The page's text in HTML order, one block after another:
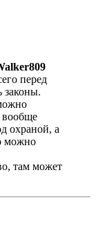
перед
законы.
вообще
охраной, а
можно
там может